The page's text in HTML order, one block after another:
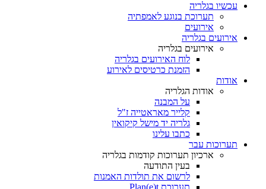
עכשיו בגלריה
תערוכת בנוגע לאמפתיה
אירועים
אירועים בגלריה
אירועים בגלריה
לוח האירועים בגלריה
הזמנת כרטיסים לאירוע
אודות
אודות הגלריה
על המבנה
קלייר מאראטייה ז"ל
גלריה יד מישל קיקואין
כתבו עלינו
תערוכות עבר
ארכיון תערוכות קודמות בגלריה
בעין התודעה
לרשום את תולדות האמנות
תערוכת Plan(e)t